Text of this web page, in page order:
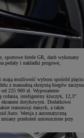
sportowe fotele GR, dach wykonany
i nakładki progowe,
możliwość wyboru spośród pięciu
z manualną skrzynią biegów zaczyna
225 900 zł. Wyposażenie
cofania, inteligentny kluczyk, 12,3"
dotykowym. Dodatkowo
transmisji danych, a także
Auto. Wersja z automatyczną
przełożeń umieszczone przy